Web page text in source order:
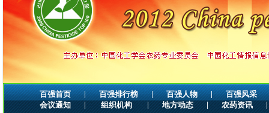
百强首页 | 百强排行榜 | 百强人物 |
百强风采
会议通知
| 组织机构 | 地方动态 | 农药资讯 |